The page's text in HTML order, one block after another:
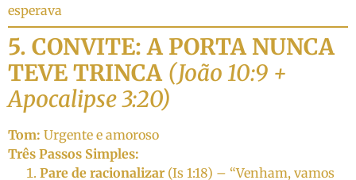
esperava
5. CONVITE: A PORTA NUNCA
TEVE TRINCA (João 10:9 +
Apocalipse 3:20)
Tom: Urgente e amoroso
Três Passos Simples:
Pare de racionalizar (Is 1:18) – “Venham, vamos